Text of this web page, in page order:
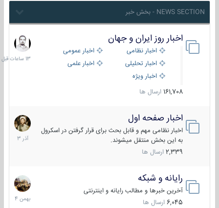
NEWS SECTION - بخش خبر
اخبار روز ایران و جهان
اخبار نظامی
اخبار عمومی
اخبار تحلیلی
اخبار علمی
اخبار ویژه
161,708 ارسال ها
13
ساعات
قبل
اخبار صفحه اول
اخبار نظامی مهم و قابل بحث برای قرار گرفتن در اسکرول
به این بخش منتقل میشوند.
2,339 ارسال ها
7
آذر
1403
رایانه و شبکه
آخرین خبرها و مطالب رایانه و اینترنتی
6,045 ارسال ها
30
بهمن
1404